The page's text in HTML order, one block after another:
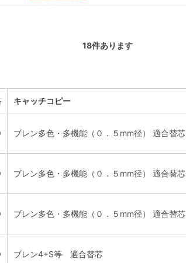
18件あります
キャッチコピー
ブレン多色・多機能（０．５mm径） 適合替芯
ブレン多色・多機能（０．５mm径） 適合替芯
ブレン多色・多機能（０．５mm径） 適合替芯
ブレン4+S等 適合替芯